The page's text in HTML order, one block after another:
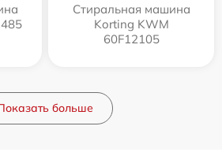
Стиральная машина
Korting KWM
60F12105
больше